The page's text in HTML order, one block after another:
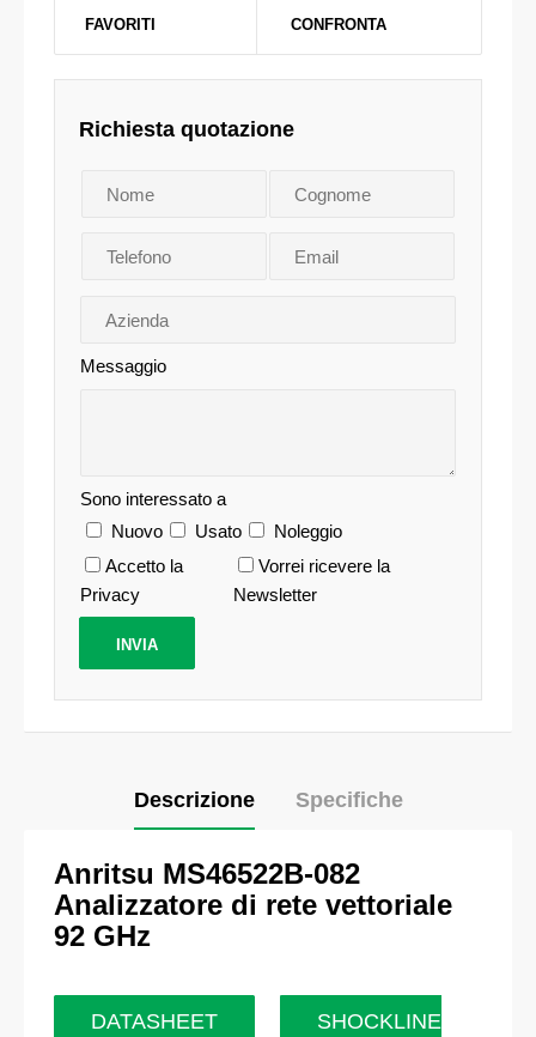
FAVORITI CONFRONTA
Richiesta quotazione
Messaggio
Sono interessato a
Nuovo
Usato
Noleggio
Accetto la
Privacy
Vorrei ricevere la
Newsletter
Descrizione Specifiche
Anritsu MS46522B-082
Analizzatore di rete vettoriale
92 GHz
DATASHEET SHOCKLINE